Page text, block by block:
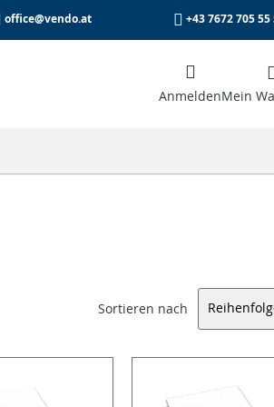
office@vendo.at +43 7672 705 55
AnmeldenMein
Sortieren nach